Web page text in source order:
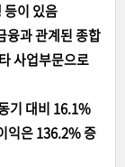
이 있음
융과 관계된 종합
사업부문으로
기 대비 16.1%
익은 136.2% 증